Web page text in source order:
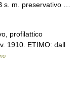
s. m. preservativo …
profilattico
1910. ETIMO: dall